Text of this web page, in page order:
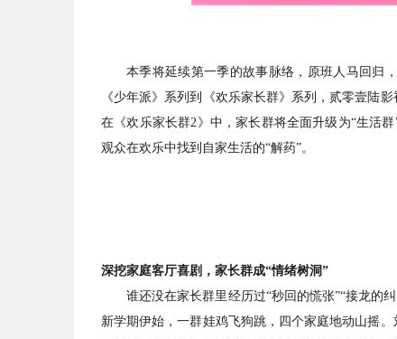
本季将延续第一季的故事脉络，原班人马回归
《少年派》系列到《欢乐家长群》系列，贰零壹陆
在《欢乐家长群2》中，家长群将全面升级为“生活
观众在欢乐中找到自家生活的“解药”。
深挖家庭客厅喜剧，家长群成“情绪树洞”
谁还没在家长群里经历过“秒回的慌张”“接龙的
新学期伊始，一群娃鸡飞狗跳，四个家庭地动山摇